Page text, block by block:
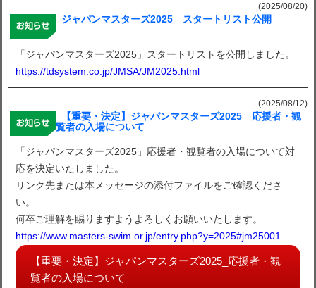
(2025/08/20)
ジャパンマスターズ2025 スタートリスト公開
「ジャパンマスターズ2025」スタートリストを公開しました。
https://tdsystem.co.jp/JMSA/JM2025.html
(2025/08/12)
【重要・決定】ジャパンマスターズ2025 応援者・観
覧者の入場について
「ジャパンマスターズ2025」応援者・観覧者の入場について対
応を決定いたしました。
リンク先または本メッセージの添付ファイルをご確認くださ
い。
何卒ご理解を賜りますようよろしくお願いいたします。
https://www.masters-swim.or.jp/entry.php?y=2025#jm25001
【重要・決定】ジャパンマスターズ2025_応援者・観
覧者の入場について